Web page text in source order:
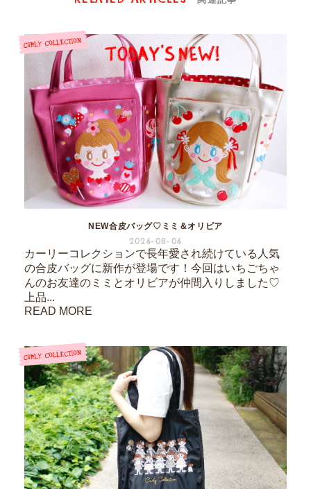
NEW合皮バッグ♡ミミ＆オリビア
2026-08-06
カーリーコレクションで長年愛され続けている人気
の合皮バッグに新作が登場です！今回はいちごちゃ
んのお友達のミミとオリビアが仲間入りしました♡
上品...
READ MORE